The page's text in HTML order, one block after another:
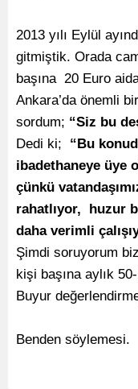
2013 yılı Eylül
gitmiştik. Orada
başına 20 Euro
Ankara’da önemli
sordum; “Siz bu
Dedi ki; “Bu
ibadethaneye üye
çünkü
rahatlıyor, huzur
daha verimli
Şimdi soruyorum
kişi başına aylık
Buyur
Benden söylemesi.